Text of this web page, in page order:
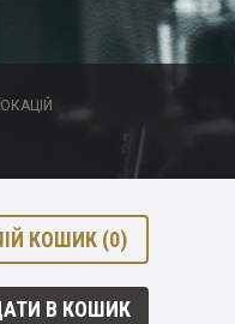
КОШИК (0)
В КОШИК